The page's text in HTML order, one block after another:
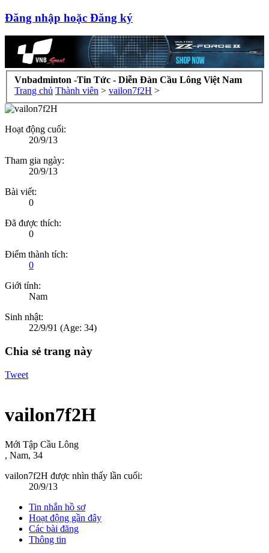
Đăng nhập hoặc Đăng ký
Vnbadminton -Tin Tức - Diễn Đàn Cầu Lông Việt Nam
Trang chủ Thành viên > vailon7f2H >
Hoạt động cuối:
20/9/13
Tham gia ngày:
20/9/13
Bài viết:
0
Đã được thích:
0
Điểm thành tích:
0
Giới tính:
Nam
Sinh nhật:
22/9/91 (Age: 34)
Chia sẻ trang này
Tweet
vailon7f2H
Mới Tập Cầu Lông
, Nam, 34
vailon7f2H được nhìn thấy lần cuối:
20/9/13
Tin nhắn hồ sơ
Hoạt động gần đây
Các bài đăng
Thông tin